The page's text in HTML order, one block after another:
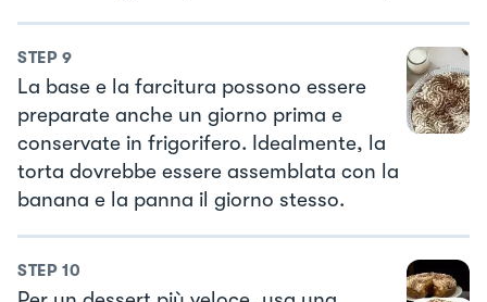
STEP 9
La base e la farcitura possono essere
preparate anche un giorno prima e
conservate in frigorifero. Idealmente, la
torta dovrebbe essere assemblata con la
banana e la panna il giorno stesso.
STEP 10